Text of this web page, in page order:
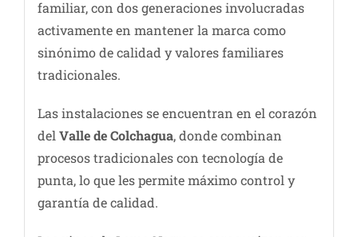
familiar, con dos generaciones involucradas
activamente en mantener la marca como
sinónimo de calidad y valores familiares
tradicionales.
Las instalaciones se encuentran en el corazón
del Valle de Colchagua, donde combinan
procesos tradicionales con tecnología de
punta, lo que les permite máximo control y
garantía de calidad.